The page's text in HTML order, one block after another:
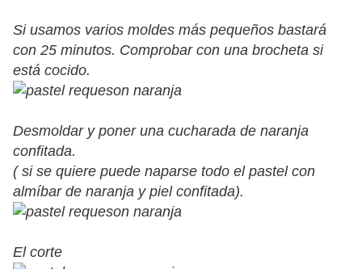
Si usamos varios moldes más pequeños bastará
con 25 minutos. Comprobar con una brocheta si
está cocido.
Desmoldar y poner una cucharada de naranja
confitada.
( si se quiere puede naparse todo el pastel con
almíbar de naranja y piel confitada).
El corte